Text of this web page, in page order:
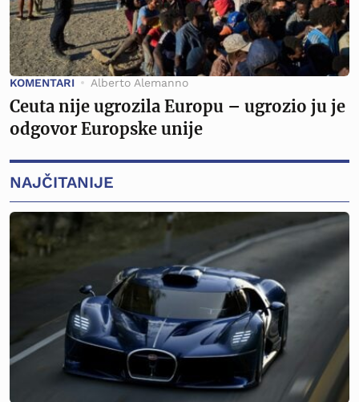
KOMENTARI Alberto Alemanno
Ceuta nije ugrozila Europu – ugrozio ju je
odgovor Europske unije
NAJČITANIJE